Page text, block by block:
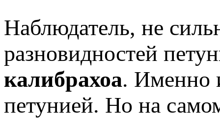
Наблюдатель, не
разновидностей
калибрахоа. Именно
петунией. Но на